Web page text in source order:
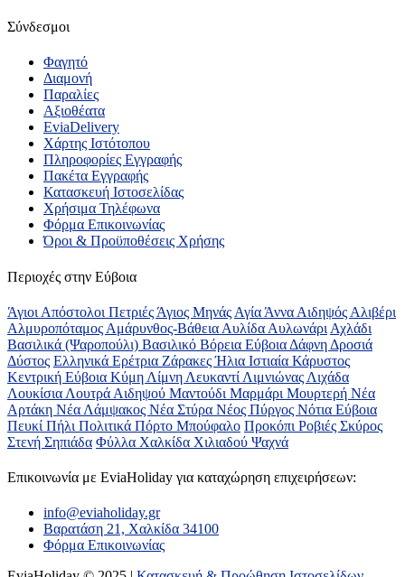
Σύνδεσμοι
Φαγητό
Διαμονή
Παραλίες
Αξιοθέατα
EviaDelivery
Χάρτης Ιστότοπου
Πληροφορίες Εγγραφής
Πακέτα Εγγραφής
Κατασκευή Ιστοσελίδας
Χρήσιμα Τηλέφωνα
Φόρμα Επικοινωνίας
Όροι & Προϋποθέσεις Xρήσης
Περιοχές στην Εύβοια
Άγιοι Απόστολοι Πετριές Άγιος Μηνάς Αγία Άννα Αιδηψός Αλιβέρι
Αλμυροπόταμος Αμάρυνθος-Βάθεια Αυλίδα Αυλωνάρι Αχλάδι
Βασιλικά (Ψαροπούλι) Βασιλικό Βόρεια Εύβοια Δάφνη Δροσιά
Δύστος Ελληνικά Ερέτρια ΖάρακεςΉλια Ιστιαία Κάρυστος
Κεντρική Εύβοια Κύμη Λίμνη Λευκαντί Λιμνιώνας Λιχάδα
Λουκίσια Λουτρά Αιδηψού Μαντούδι Μαρμάρι Μουρτερή Νέα
Αρτάκη Νέα Λάμψακος Νέα Στύρα Νέος Πύργος Νότια Εύβοια
Πευκί Πήλι Πολιτικά Πόρτο Μπούφαλο Προκόπι Ροβιές Σκύρος
Στενή Σηπιάδα Φύλλα Χαλκίδα Χιλιαδού Ψαχνά
Επικοινωνία με ΕviaHoliday για καταχώρηση επιχειρήσεων:
info@eviaholiday.gr
Βαρατάση 21, Χαλκίδα 34100
Φόρμα Επικοινωνίας